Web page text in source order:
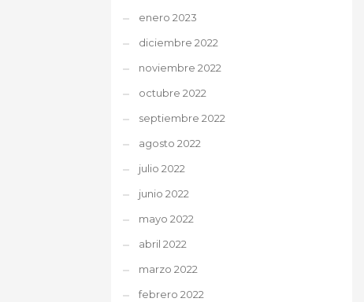
enero 2023
diciembre 2022
noviembre 2022
octubre 2022
septiembre 2022
agosto 2022
julio 2022
junio 2022
mayo 2022
abril 2022
marzo 2022
febrero 2022